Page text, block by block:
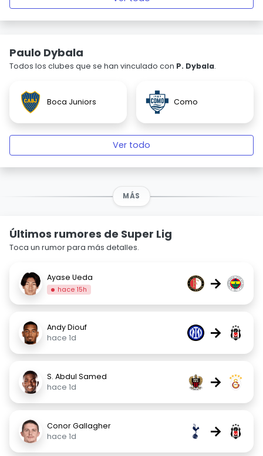
Paulo Dybala
Todos los clubes que se han vinculado con P. Dybala.
Boca Juniors Como
Ver todo
MÁS
Últimos rumores de Super Lig
Toca un rumor para más detalles.
Ayase Ueda
hace 15h →
Andy Diouf
hace 1d
→
S. Abdul Samed
hace 1d
→
Conor Gallagher
hace 1d
→